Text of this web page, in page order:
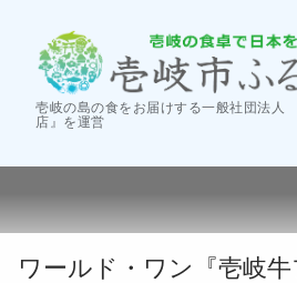
ッ
壱岐の島の食をお届けする一般社団法人
店』を運営
ワールド・ワン『壱岐